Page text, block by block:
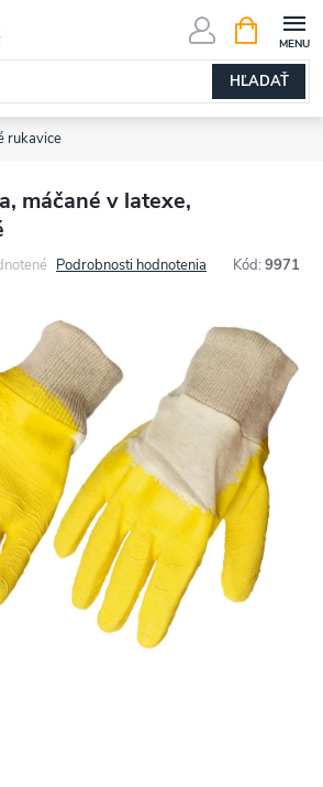
HĽADAŤ
KOŠÍK
rukavice
máčané v latexe,
Podrobnosti hodnotenia Kód: 9971